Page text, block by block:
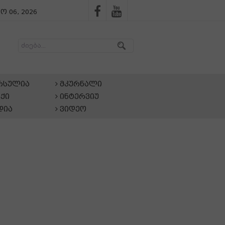
06, 2026
მკურნალი
ინტერვიუ
ვიდეო